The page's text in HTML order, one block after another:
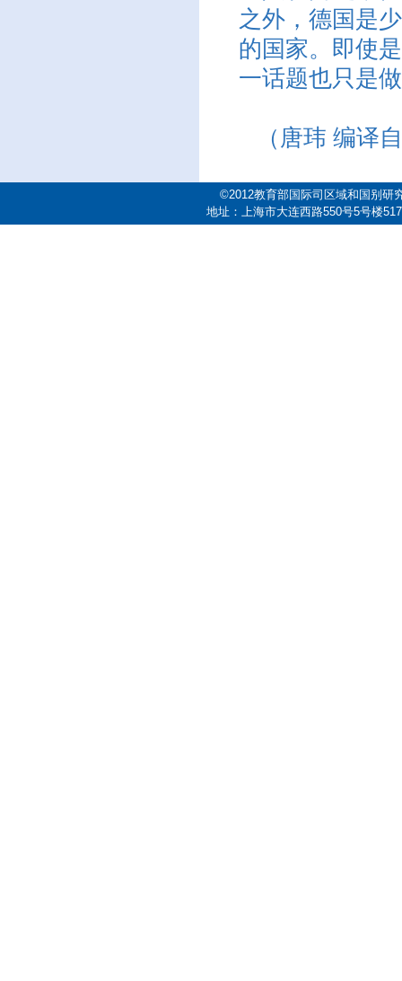
之外，德国是
的国家。即使
一话题也只是
（唐玮 编译
©2012教育部国际司区域和国别研
地址：上海市大连西路550号5号楼